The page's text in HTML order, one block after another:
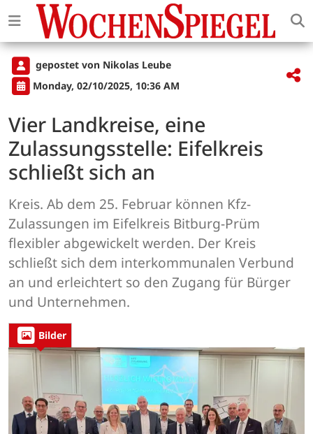
gepostet von Nikolas Leube
Monday, 02/10/2025, 10:36 AM
Vier Landkreise, eine
Zulassungsstelle: Eifelkreis
schließt sich an
Kreis. Ab dem 25. Februar können Kfz-
Zulassungen im Eifelkreis Bitburg-Prüm
flexibler abgewickelt werden. Der Kreis
schließt sich dem interkommunalen Verbund
an und erleichtert so den Zugang für Bürger
und Unternehmen.
Bilder